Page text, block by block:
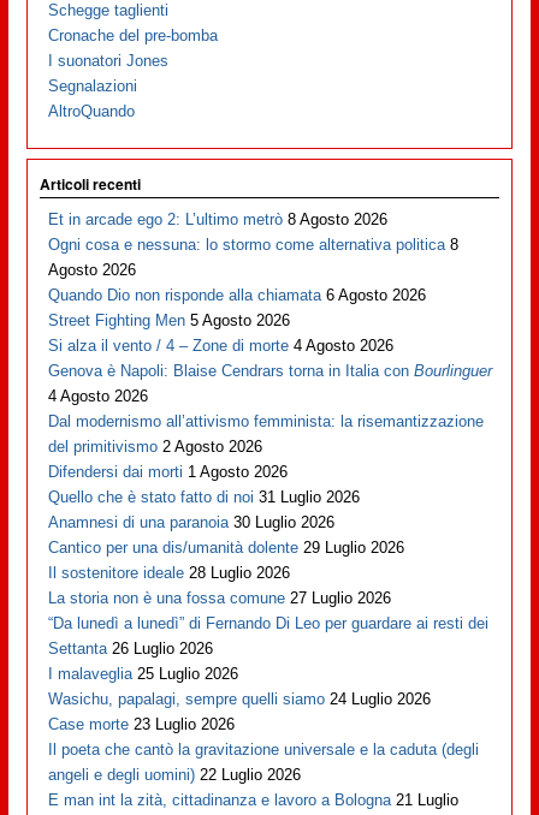
Schegge taglienti
Cronache del pre-bomba
I suonatori Jones
Segnalazioni
AltroQuando
Articoli recenti
Et in arcade ego 2: L’ultimo metrò 8 Agosto 2026
Ogni cosa e nessuna: lo stormo come alternativa politica 8
Agosto 2026
Quando Dio non risponde alla chiamata 6 Agosto 2026
Street Fighting Men 5 Agosto 2026
Si alza il vento / 4 – Zone di morte 4 Agosto 2026
Genova è Napoli: Blaise Cendrars torna in Italia conBourlinguer
4 Agosto 2026
Dal modernismo all’attivismo femminista: la risemantizzazione
del primitivismo 2 Agosto 2026
Difendersi dai morti 1 Agosto 2026
Quello che è stato fatto di noi 31 Luglio 2026
Anamnesi di una paranoia 30 Luglio 2026
Cantico per una dis/umanità dolente 29 Luglio 2026
Il sostenitore ideale 28 Luglio 2026
La storia non è una fossa comune 27 Luglio 2026
“Da lunedì a lunedì” di Fernando Di Leo per guardare ai resti dei
Settanta 26 Luglio 2026
I malaveglia 25 Luglio 2026
Wasichu, papalagi, sempre quelli siamo 24 Luglio 2026
Case morte 23 Luglio 2026
Il poeta che cantò la gravitazione universale e la caduta (degli
angeli e degli uomini) 22 Luglio 2026
E man int la zità, cittadinanza e lavoro a Bologna 21 Luglio